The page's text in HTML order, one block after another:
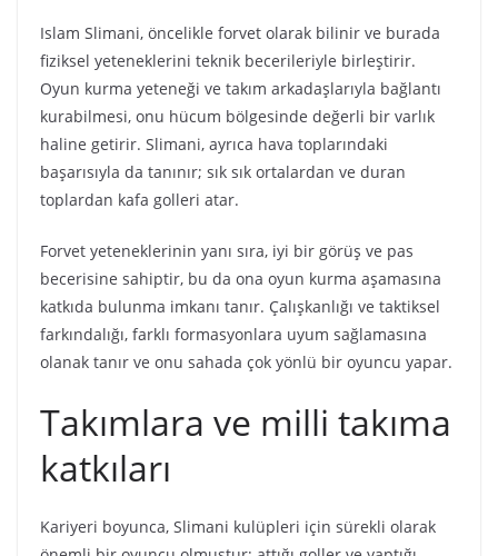
Islam Slimani, öncelikle forvet olarak bilinir ve burada
fiziksel yeteneklerini teknik becerileriyle birleştirir.
Oyun kurma yeteneği ve takım arkadaşlarıyla bağlantı
kurabilmesi, onu hücum bölgesinde değerli bir varlık
haline getirir. Slimani, ayrıca hava toplarındaki
başarısıyla da tanınır; sık sık ortalardan ve duran
toplardan kafa golleri atar.
Forvet yeteneklerinin yanı sıra, iyi bir görüş ve pas
becerisine sahiptir, bu da ona oyun kurma aşamasına
katkıda bulunma imkanı tanır. Çalışkanlığı ve taktiksel
farkındalığı, farklı formasyonlara uyum sağlamasına
olanak tanır ve onu sahada çok yönlü bir oyuncu yapar.
Takımlara ve milli takıma
katkıları
Kariyeri boyunca, Slimani kulüpleri için sürekli olarak